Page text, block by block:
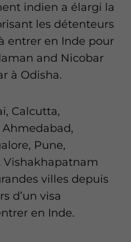
indien a élargi la
les détenteurs
entrer en Inde pour
and Nicobar
à Odisha.
Calcutta,
Ahmedabad,
Pune,
Vishakhapatnam
villes depuis
d’un visa
en Inde.